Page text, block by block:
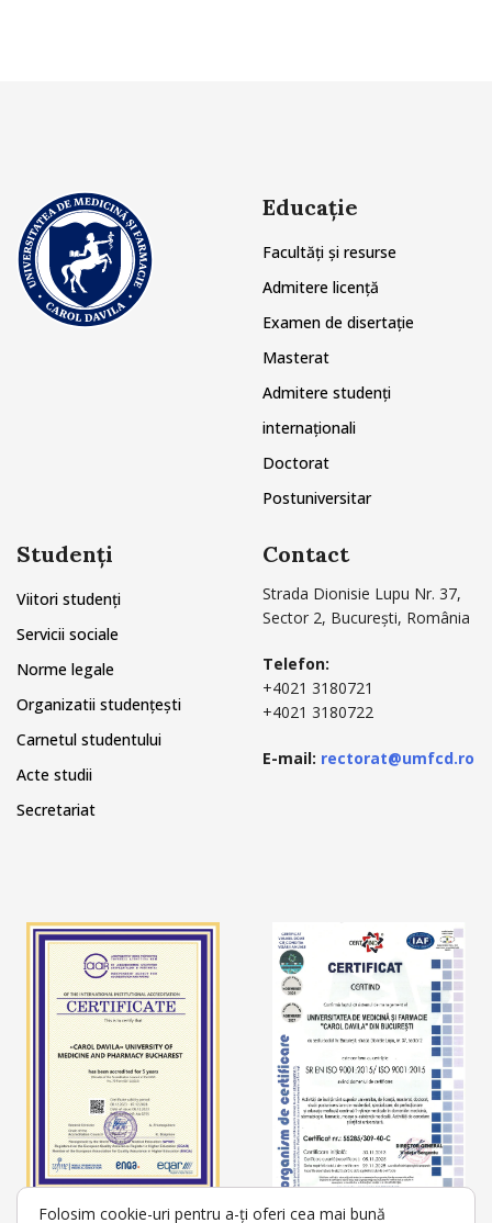
Educație
Facultăți și resurse
Admitere licență
Examen de disertație
Masterat
Admitere studenți
internaționali
Doctorat
Postuniversitar
Studenți
Viitori studenți
Servicii sociale
Norme legale
Organizatii studențești
Carnetul studentului
Acte studii
Secretariat
Contact
Strada Dionisie Lupu Nr. 37,
Sector 2, București, România
Telefon:
+4021 3180721
+4021 3180722
E-mail: rectorat@umfcd.ro
Folosim cookie-uri pentru a-ți oferi cea mai bună